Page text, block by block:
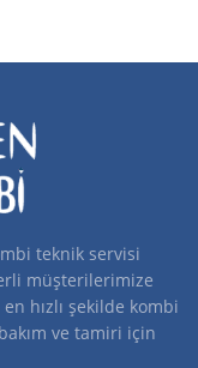
teknik servisi
müşterilerimize
hızlı şekilde kombi
ve tamiri için